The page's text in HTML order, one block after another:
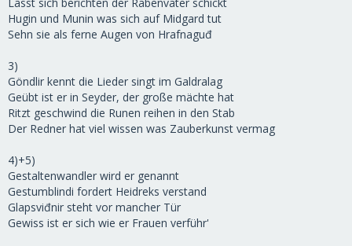
Hugin und Munin was sich auf Midgard tut
Sehn sie als ferne Augen von Hrafnaguđ
3)
Göndlir kennt die Lieder singt im Galdralag
Geübt ist er in Seyder, der große mächte hat
Ritzt geschwind die Runen reihen in den Stab
Der Redner hat viel wissen was Zauberkunst vermag
4)+5)
Gestaltenwandler wird er genannt
Gestumblindi fordert Heidreks verstand
Glapsviđnir steht vor mancher Tür
Gewiss ist er sich wie er Frauen verführ'